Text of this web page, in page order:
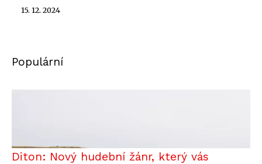
15. 12. 2024
Populární
Diton: Nový hudební žánr, který vás